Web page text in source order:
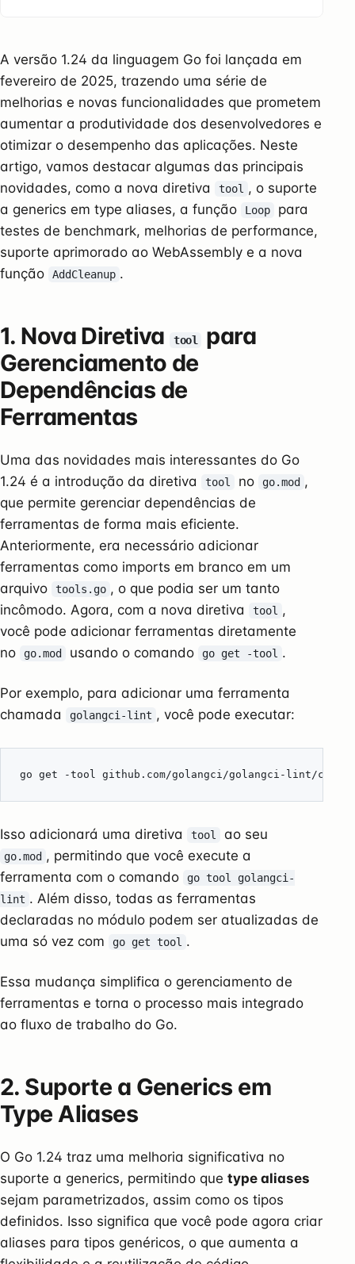
A versão 1.24 da linguagem Go foi lançada em
fevereiro de 2025, trazendo uma série de
melhorias e novas funcionalidades que prometem
aumentar a produtividade dos desenvolvedores e
otimizar o desempenho das aplicações. Neste
artigo, vamos destacar algumas das principais
novidades, como a nova diretiva
tool , o suporte
a generics em type aliases, a função
Loop
para
testes de benchmark, melhorias de performance,
suporte aprimorado ao WebAssembly e a nova
função
AddCleanup .
1. Nova Diretiva tool
para
Gerenciamento de
Dependências de
Ferramentas
Uma das novidades mais interessantes do Go
1.24 é a introdução da diretiva
tool no go.mod ,
que permite gerenciar dependências de
ferramentas de forma mais eficiente.
Anteriormente, era necessário adicionar
ferramentas como imports em branco em um
arquivo
tools.go , o que podia ser um tanto
incômodo. Agora, com a nova diretiva
tool ,
você pode adicionar ferramentas diretamente
no
go.mod usando o comando go get -tool .
Por exemplo, para adicionar uma ferramenta
chamada
golangci-lint , você pode executar:
Isso adicionará uma diretiva tool ao seu
go.mod , permitindo que você execute a
ferramenta com o comando
go tool golangci-
lint . Além disso, todas as ferramentas
declaradas no módulo podem ser atualizadas de
uma só vez com
go get tool .
Essa mudança simplifica o gerenciamento de
ferramentas e torna o processo mais integrado
ao fluxo de trabalho do Go.
2. Suporte a Generics em
Type Aliases
O Go 1.24 traz uma melhoria significativa no
suporte a generics, permitindo que type aliases
sejam parametrizados, assim como os tipos
definidos. Isso significa que você pode agora criar
aliases para tipos genéricos, o que aumenta a